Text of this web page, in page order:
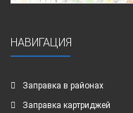
НАВИГАЦИЯ
Заправка в районах
Заправка картриджей